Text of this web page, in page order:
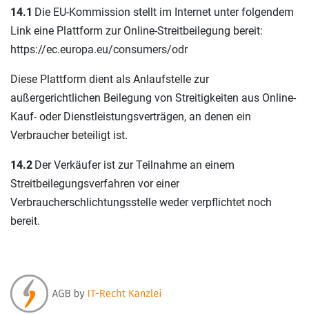
14.1 Die EU-Kommission stellt im Internet unter folgendem
Link eine Plattform zur Online-Streitbeilegung bereit:
https://ec.europa.eu/consumers/odr
Diese Plattform dient als Anlaufstelle zur
außergerichtlichen Beilegung von Streitigkeiten aus Online-
Kauf- oder Dienstleistungsverträgen, an denen ein
Verbraucher beteiligt ist.
14.2 Der Verkäufer ist zur Teilnahme an einem
Streitbeilegungsverfahren vor einer
Verbraucherschlichtungsstelle weder verpflichtet noch
bereit.